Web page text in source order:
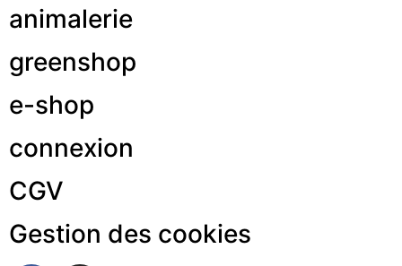
animalerie
greenshop
e-shop
connexion
CGV
Gestion des cookies